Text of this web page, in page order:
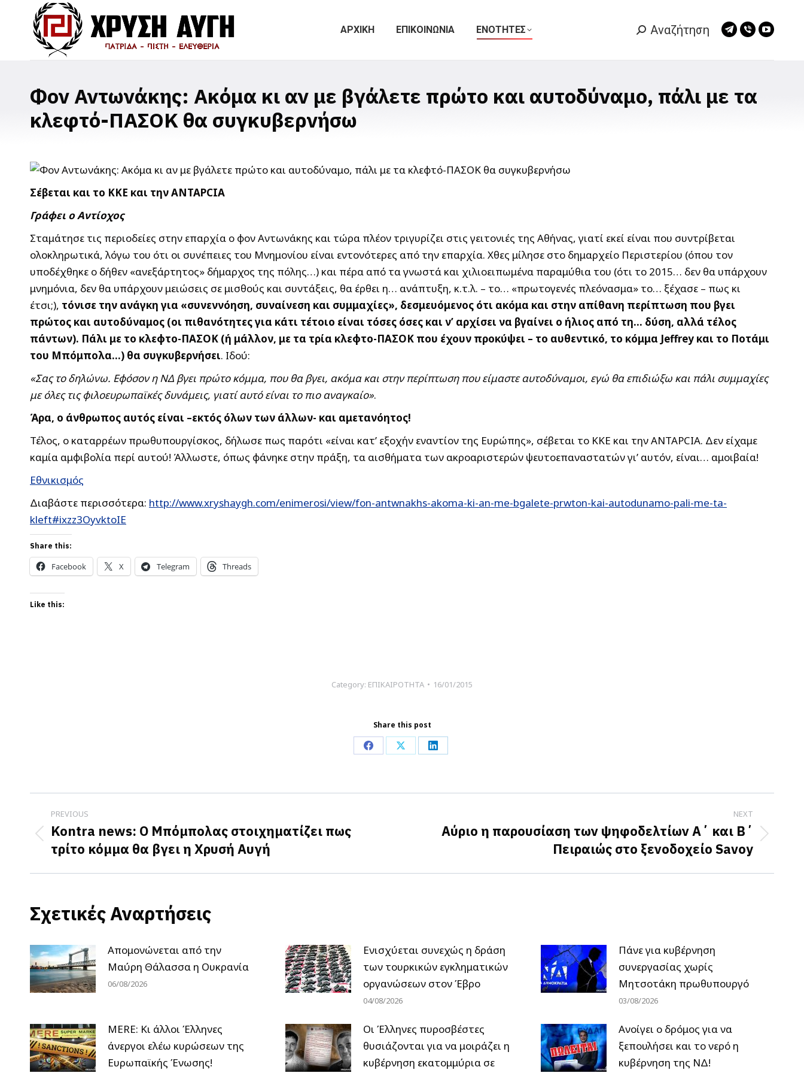
ΑΡΧΙΚΗ ΕΠΙΚΟΙΝΩΝΙΑ ΕΝΟΤΗΤΕΣ Search:
Αναζήτηση
Telegram
new
Viber
new
Φον Αντωνάκης: Ακόμα κι αν με βγάλετε πρώτο και αυτοδύναμο, πάλι με τα
κλεφτό-ΠΑΣΟΚ θα συγκυβερνήσω
Σέβεται και το ΚΚΕ και την ΑΝΤΑΡCIA
Γράφει ο Αντίοχος
Σταμάτησε τις περιοδείες στην επαρχία ο φον Αντωνάκης και τώρα πλέον τριγυρίζει στις γειτονιές της Αθήνας, γιατί εκεί είναι που συντρίβεται
ολοκληρωτικά, λόγω του ότι οι συνέπειες του Μνημονίου είναι εντονότερες από την επαρχία. Χθες μίλησε στο δημαρχείο Περιστερίου (όπου τον
υποδέχθηκε ο δήθεν «ανεξάρτητος» δήμαρχος της πόλης…) και πέρα από τα γνωστά και χιλιοειπωμένα παραμύθια του (ότι το 2015… δεν θα υπάρχουν
μνημόνια, δεν θα υπάρχουν μειώσεις σε μισθούς και συντάξεις, θα έρθει η… ανάπτυξη, κ.τ.λ. – το… «πρωτογενές πλεόνασμα» το… ξέχασε – πως κι
έτσι;), τόνισε την ανάγκη για «συνεννόηση, συναίνεση και συμμαχίες», δεσμευόμενος ότι ακόμα και στην απίθανη περίπτωση που βγει
πρώτος και αυτοδύναμος (οι πιθανότητες για κάτι τέτοιο είναι τόσες όσες και ν’ αρχίσει να βγαίνει ο ήλιος από τη… δύση, αλλά τέλος
πάντων). Πάλι με το κλεφτο-ΠΑΣΟΚ (ή μάλλον, με τα τρία κλεφτο-ΠΑΣΟΚ που έχουν προκύψει – το αυθεντικό, το κόμμα Jeffrey και το Ποτάμι
του Μπόμπολα…) θα συγκυβερνήσει. Ιδού:
«Σας το δηλώνω. Εφόσον η ΝΔ βγει πρώτο κόμμα, που θα βγει, ακόμα και στην περίπτωση που είμαστε αυτοδύναμοι, εγώ θα επιδιώξω και πάλι συμμαχίες
με όλες τις φιλοευρωπαϊκές δυνάμεις, γιατί αυτό είναι το πιο αναγκαίο».
Άρα, ο άνθρωπος αυτός είναι –εκτός όλων των άλλων- και αμετανόητος!
Τέλος, ο καταρρέων πρωθυπουργίσκος, δήλωσε πως παρότι «είναι κατ’ εξοχήν εναντίον της Ευρώπης», σέβεται το ΚΚΕ και την ΑΝΤΑΡCIA. Δεν είχαμε
καμία αμφιβολία περί αυτού! Άλλωστε, όπως φάνηκε στην πράξη, τα αισθήματα των ακροαριστερών ψευτοεπαναστατών γι’ αυτόν, είναι… αμοιβαία!
Εθνικισμός
Διαβάστε περισσότερα: http://www.xryshaygh.com/enimerosi/view/fon-antwnakhs-akoma-ki-an-me-bgalete-prwton-kai-autodunamo-pali-me-ta-
kleft#ixzz3OyvktoIE
Share this:
Facebook X Telegram Threads
Like this:
Category: ΕΠΙΚΑΙΡΟΤΗΤΑ 16/01/2015
Share this post
Share
Facebook
Share
X
Share
LinkedIn
Post
navigation
PREVIOUS
Previous
post:
Kontra news: Ο Μπόμπολας στοιχηματίζει πως
τρίτο κόμμα θα βγει η Χρυσή Αυγή
NEXT
Next
Αύριο η παρουσίαση των ψηφοδελτίων Α΄ και Β΄
Πειραιώς στο ξενοδοχείο Savoy
Σχετικές Αναρτήσεις
Απομονώνεται από την
Μαύρη Θάλασσα η Ουκρανία
06/08/2026
Ενισχύεται συνεχώς η δράση
των τουρκικών εγκληματικών
οργανώσεων στον Έβρο
04/08/2026
Πάνε για κυβέρνηση
συνεργασίας χωρίς
Μητσοτάκη πρωθυπουργό
03/08/2026
MERE: Κι άλλοι Έλληνες
άνεργοι ελέω κυρώσεων της
Ευρωπαϊκής Ένωσης!
Οι Έλληνες πυροσβέστες
θυσιάζονται για να μοιράζει η
κυβέρνηση εκατομμύρια σε
Ανοίγει ο δρόμος για να
ξεπουλήσει και το νερό η
κυβέρνηση της ΝΔ!